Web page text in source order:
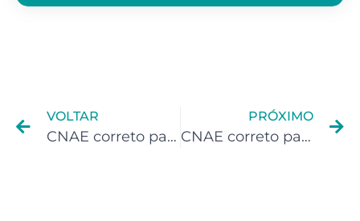
VOLTAR
CNAE correto para Gestores de Tráfego
PRÓXIMO
CNAE correto para Psicólogos